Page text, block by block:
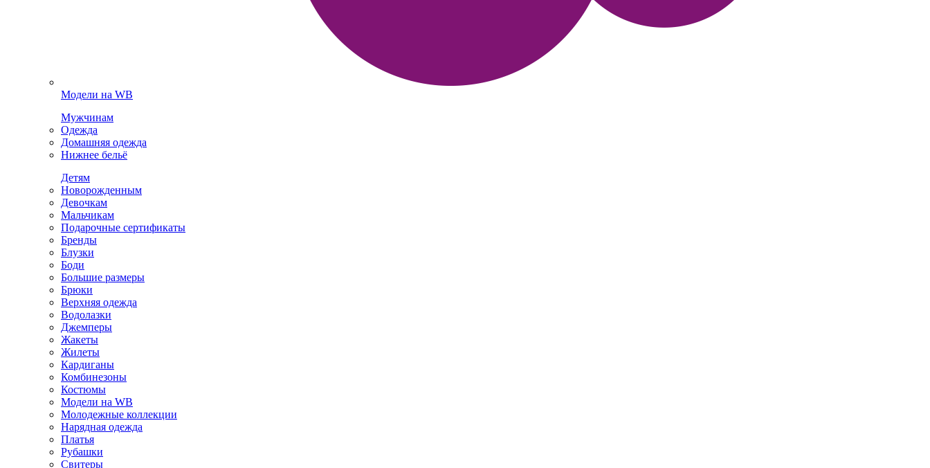
Модели на WB
Мужчинам
Одежда
Домашняя одежда
Нижнее бельё
Детям
Новорожденным
Девочкам
Мальчикам
Подарочные сертификаты
Бренды
Блузки
Боди
Большие размеры
Брюки
Верхняя одежда
Водолазки
Джемперы
Жакеты
Жилеты
Кардиганы
Комбинезоны
Костюмы
Модели на WB
Молодежные коллекции
Нарядная одежда
Платья
Рубашки
Свитеры